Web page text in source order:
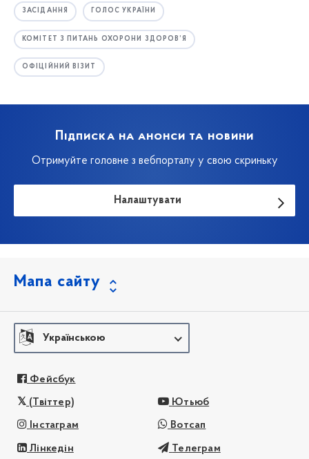
ЗАСІДАННЯ ГОЛОС УКРАЇНИ
КОМІТЕТ З ПИТАНЬ ОХОРОНИ ЗДОРОВ’Я
ОФІЦІЙНИЙ ВІЗИТ
Підписка на анонси та новини
Отримуйте головне з вебпорталу у свою скриньку
Налаштувати
Мапа сайту
Українською
Фейсбук
(Твіттер) Ютьюб
Інстаграм Вотсап
Лінкедін Телеграм